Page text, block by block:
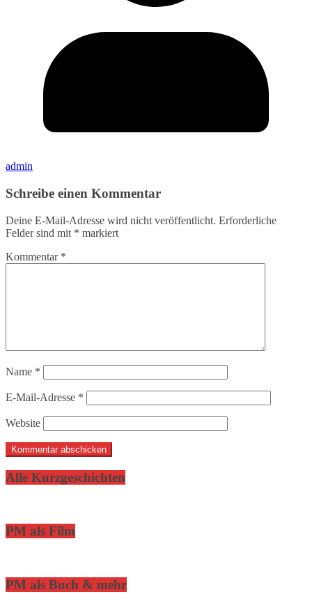
admin
Schreibe einen Kommentar
Deine E-Mail-Adresse wird nicht veröffentlicht. Erforderliche
Felder sind mit * markiert
Kommentar *
Name *
E-Mail-Adresse *
Website
Alle Kurzgeschichten
PM als Film
PM als Buch & mehr